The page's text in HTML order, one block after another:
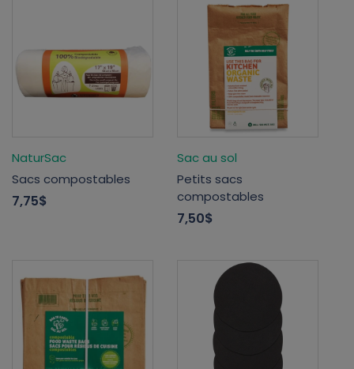
NaturSac
Sacs compostables
7,75$
Sac au sol
Petits sacs
compostables
7,50$